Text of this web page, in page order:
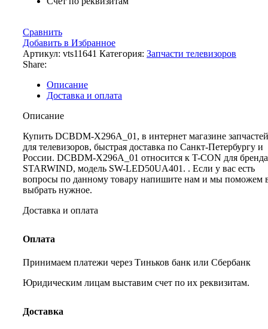
Сравнить
Добавить в Избранное
Артикул: vts11641 Категория: Запчасти телевизоров
Share:
Описание
Доставка и оплата
Описание
Купить DCBDM-X296A_01, в интернет магазине запчастей
для телевизоров, быстрая доставка по Санкт-Петербургу и
России. DCBDM-X296A_01 относится к T-CON для
STARWIND, модель SW-LED50UA401. . Если у вас есть
вопросы по данному товару напишите нам и мы поможем
выбрать нужное.
Доставка и оплата
Оплата
Принимаем платежи через Тиньков банк или Сбербанк
Юридическим лицам выставим счет по их реквизитам.
Доставка